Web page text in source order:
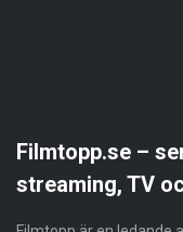
Filmtopp.se –
streaming, TV